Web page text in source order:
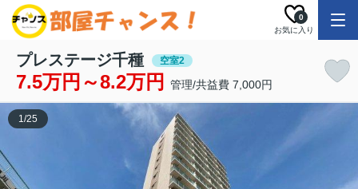
お気に入り
0
プレステージ千種 空室2
7.5万円～8.2万円 管理/共益費 7,000円
1/25